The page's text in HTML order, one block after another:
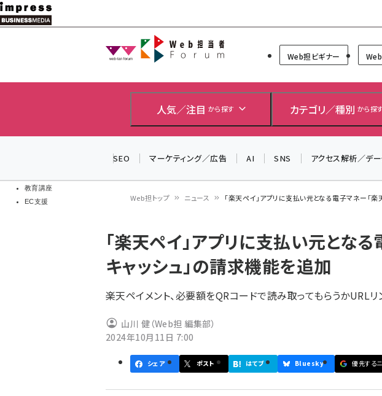
メ
イ
教育講座
EC支援
Web担当者Forum
Web担ビギナー
人気／注目 から探す カテゴリ／種別 から探
SEO マーケティング／広告 AI SNS アクセス解析／デ
ン
く
ず
Web担トップ ニュース 「楽天ペイ」アプリに支払い元となる電子マネー「
「楽天ペイ」アプリに支払い元とな
キャッシュ」の請求機能を追加
楽天ペイメント、必要額をQRコードで読み取ってもらうかURL
山川 健（Web担 編集部）
2024年10月11日 7:00
シェア ポスト はてブ Bluesky 優先する
＼ 読者アンケートに
7月24日で創刊20周
▼アンケートページ